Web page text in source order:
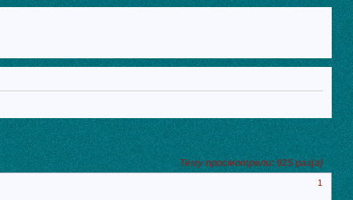
Тему просмотрели:925раз(а)
1